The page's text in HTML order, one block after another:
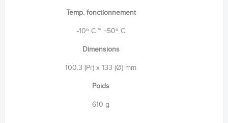
Temp. fonctionnement
-10º C ~ +50º C
Dimensions
100.3 (Pr) x 133 (Ø) mm
Poids
610 g